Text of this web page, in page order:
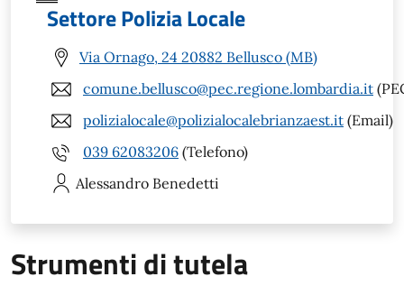
Settore Polizia Locale
Via Ornago, 24 20882 Bellusco (MB)
comune.bellusco@pec.regione.lombardia.it
polizialocale@polizialocalebrianzaest.it (Email)
039 62083206 (Telefono)
Alessandro Benedetti
Strumenti di tutela